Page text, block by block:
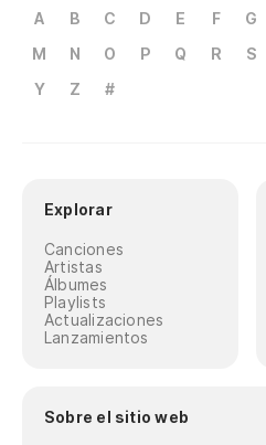
A B C D E F G
M
N O P Q R S
Y
Z #
Explorar
Canciones
Artistas
Álbumes
Playlists
Actualizaciones
Lanzamientos
Sobre el sitio web